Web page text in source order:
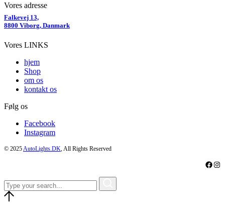
Vores adresse
Falkevej 13,
8800 Viborg, Danmark
Vores LINKS
hjem
Shop
om os
kontakt os
Følg os
Facebook
Instagram
© 2025 AutoLights.DK , All Rights Reserved